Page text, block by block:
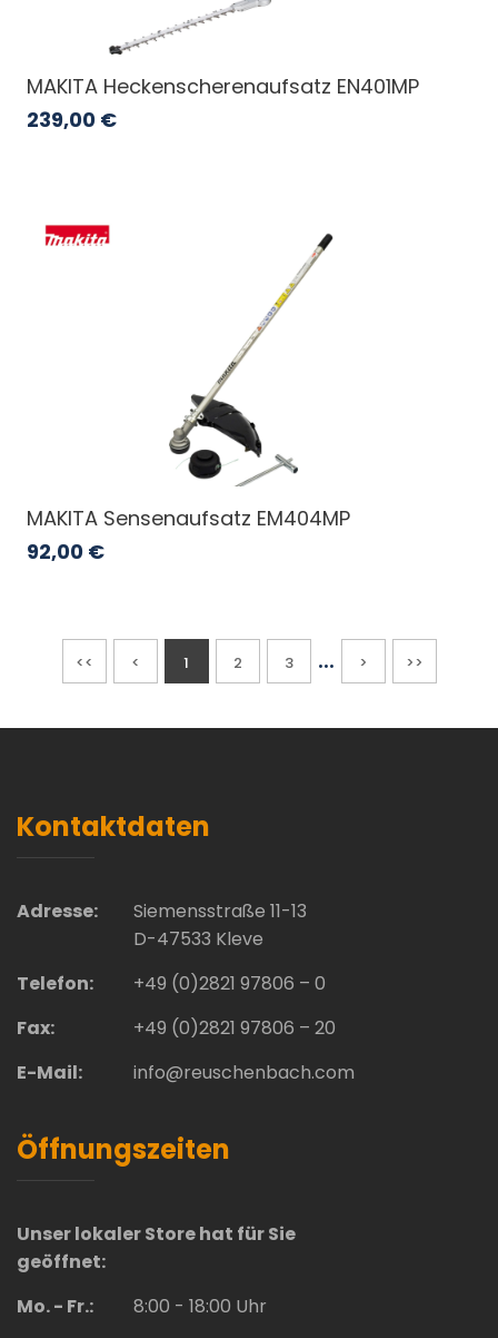
MAKITA Heckenscherenaufsatz EN401MP
239,00 €
MAKITA Sensenaufsatz EM404MP
92,00 €
<< < 1 2 3 ... > >>
Kontaktdaten
Adresse:
Siemensstraße 11-13
D-47533 Kleve
Telefon:
+49 (0)2821 97806 – 0
Fax:
+49 (0)2821 97806 – 20
E-Mail:
info@reuschenbach.com
Öffnungszeiten
Unser lokaler Store hat für Sie
geöffnet:
Mo. - Fr.:
8:00 - 18:00 Uhr